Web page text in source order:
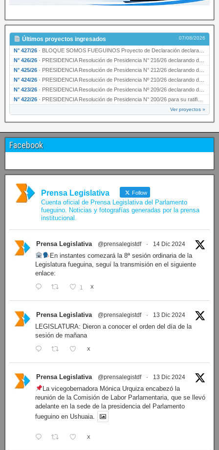
Últimos proyectos ingresados 07/08/2026
N° 427/26 · BLOQUE SOMOS FUEGUINOS Proyecto de Declaración declarando de interés provincial PRESIDENCI…
N° 426/26 · PRESIDENCIA Resolución de Presidencia N° 216/26 declarando de interés provincial la labor …
N° 425/26 · PRESIDENCIA Resolución de Presidencia N° 212/26 declarando de interés provincial el “50° A…
N° 424/26 · PRESIDENCIA Resolución de Presidencia Nº 210/26 declarando de interés provincial el proyec…
N° 423/26 · PRESIDENCIA Resolución de Presidencia Nº 209/26 declarando de interés provincial la presen…
N° 422/26 · PRESIDENCIA Resolución de Presidencia N° 200/26 para su ratificación.
Ver proyectos »
Facebook
Prensa Legislativa Follow
Cuenta oficial de Prensa Legislativa del Parlamento
fueguino. Noticias y fotografías generadas por la prensa
institucional.
Prensa Legislativa @prensalegistdf · 14 Dic 2024
En instantes comezará la 8ª sesión ordinaria de la
Legislatura fueguina, seguí la transmisión en el siguiente
enlace:
1 X
Prensa Legislativa @prensalegistdf · 13 Dic 2024
LEGISLATURA: Dieron a conocer el orden del día de la
sesión de mañana
X
Prensa Legislativa @prensalegistdf · 13 Dic 2024
La vicegobernadora Mónica Urquiza encabezó la
reunión de la Comisión de Labor Parlamentaria, que se llevó
adelante en la sede de la presidencia del Parlamento
fueguino en Ushuaia.
X